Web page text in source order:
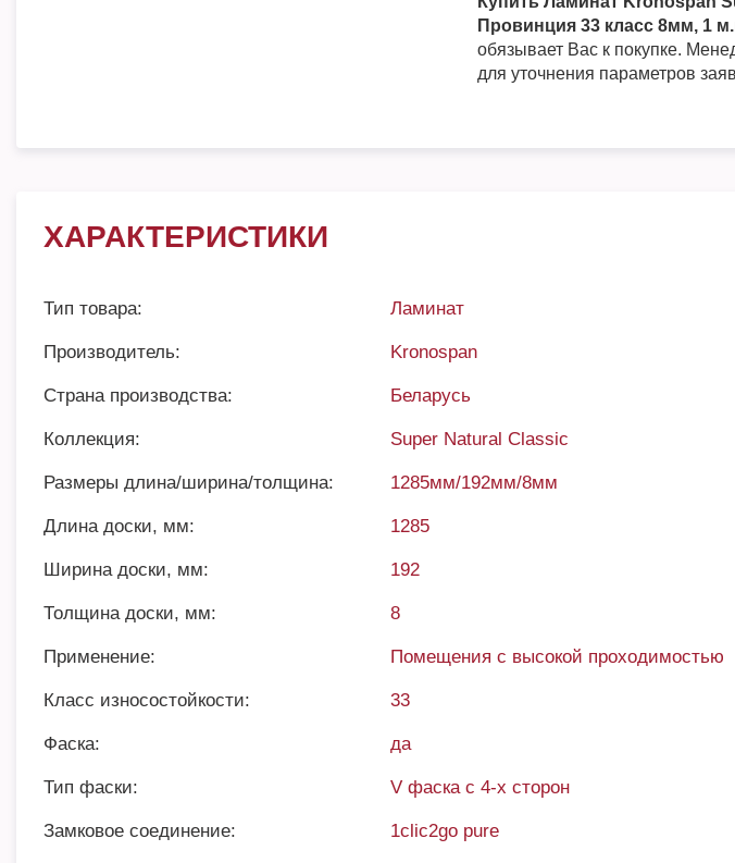
Провинция 33 класс 8мм, 1
обязывает Вас к покупке.
для уточнения параметров
ХАРАКТЕРИСТИКИ
Тип товара: Ламинат
Производитель: Kronospan
Страна производства: Беларусь
Коллекция: Super Natural Classic
Размеры длина/ширина/толщина: 1285мм/192мм/8мм
Длина доски, мм: 1285
Ширина доски, мм: 192
Толщина доски, мм: 8
Применение: Помещения с высокой проходимостью
Класс износостойкости: 33
Фаска: да
Тип фаски: V фаска с 4-х сторон
Замковое соединение: 1clic2go pure